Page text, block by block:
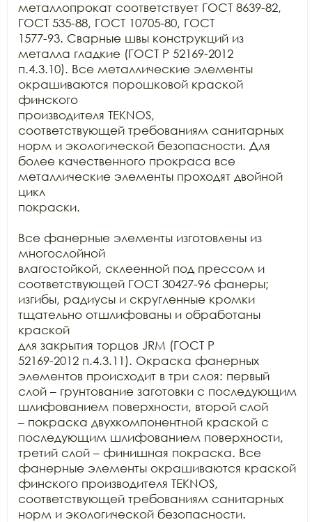
металлопрокат соответствует ГОСТ 8639-82,
ГОСТ 535-88, ГОСТ 10705-80, ГОСТ
1577-93. Сварные швы конструкций из
металла гладкие (ГОСТ Р 52169-2012
п.4.3.10). Все металлические элементы
окрашиваются порошковой краской
финского
производителя TEKNOS,
соответствующей требованиям санитарных
норм и экологической безопасности. Для
более качественного прокраса все
металлические элементы проходят двойной
цикл
покраски.
Все фанерные элементы изготовлены из
многослойной
влагостойкой, склеенной под прессом и
соответствующей ГОСТ 30427-96 фанеры;
изгибы, радиусы и скругленные кромки
тщательно отшлифованы и обработаны
краской
для закрытия торцов JRM (ГОСТ Р
52169-2012 п.4.3.11). Окраска фанерных
элементов происходит в три слоя: первый
слой – грунтование заготовки с последующим
шлифованием поверхности, второй слой
– покраска двухкомпонентной краской с
последующим шлифованием поверхности,
третий слой – финишная покраска. Все
фанерные элементы окрашиваются краской
финского производителя TEKNOS,
соответствующей требованиям санитарных
норм и экологической безопасности.